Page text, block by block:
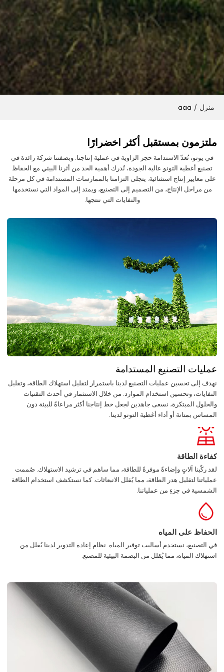
منزل /
aaa
ملتزمون بمستقبل أكثر اخضرارًا
في يوتو، تُعدّ الاستدامة حجر الزاوية في عملية إنتاجنا. وبصفتنا شركة رائدة في
تصنيع أغطية التونو عالية الجودة، نُدرك أهمية الحد من أثرنا البيئي مع الحفاظ
على معايير إنتاج استثنائية. يتجلى التزامنا بالممارسات المستدامة في كل مرحلة
من مراحل الإنتاج، من التصميم إلى التصنيع، ويمتد إلى المواد التي نستخدمها
والنفايات التي ننتجها.
عمليات التصنيع المستدامة
نهدف إلى تحسين عمليات التصنيع لدينا باستمرار لتقليل استهلاك الطاقة، وتقليل
النفايات، وتحسين استخدام الموارد. من خلال الاستثمار في أحدث التقنيات
والحلول المبتكرة، نسعى جاهدين لجعل خط إنتاجنا أكثر مراعاةً للبيئة دون
المساس بمتانة أو أداء أغطية التونو لدينا.
كفاءة الطاقة
لقد ركّبنا آلاتٍ وإضاءةً موفرةً للطاقة، مما ساهم في ترشيد الاستهلاك. صُممت
عملياتنا لتقليل هدر الطاقة، مما يُقلل الانبعاثات. كما نستكشف استخدام الطاقة
الشمسية في جزءٍ من عملياتنا.
الحفاظ على المياه
في التصنيع، نستخدم أساليب توفير المياه. نظام إعادة التدوير لدينا يُقلل من
استهلاك المياه، مما يُقلل من البصمة البيئية للمصنع.